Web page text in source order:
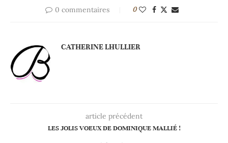
0 commentaires 0
CATHERINE LHULLIER
article précédent
LES JOLIS VOEUX DE DOMINIQUE MALLIÉ !